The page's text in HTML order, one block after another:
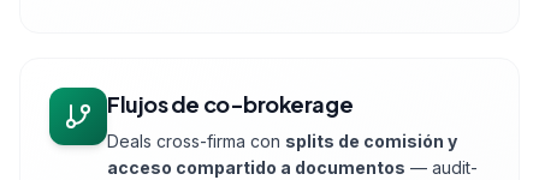
Flujos de co-brokerage
Deals cross-firma con splits de comisión y
acceso compartido a documentos — audit-